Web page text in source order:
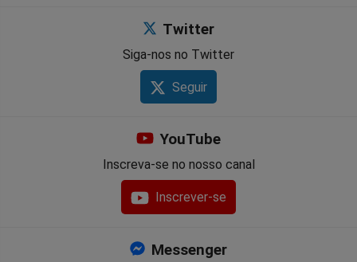
Twitter
Siga-nos no Twitter
Seguir
YouTube
Inscreva-se no nosso canal
Inscrever-se
Messenger